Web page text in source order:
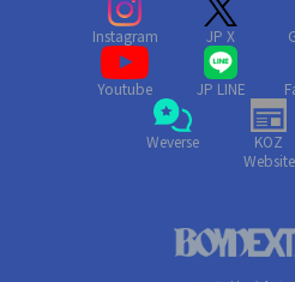
Instagram JP X
Youtube JP LINE
Weverse
KOZ
Website